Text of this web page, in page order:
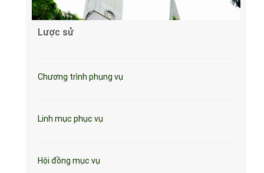
Lược sử
Chương trình phụng vụ
Linh mục phục vụ
Hội đồng mục vụ